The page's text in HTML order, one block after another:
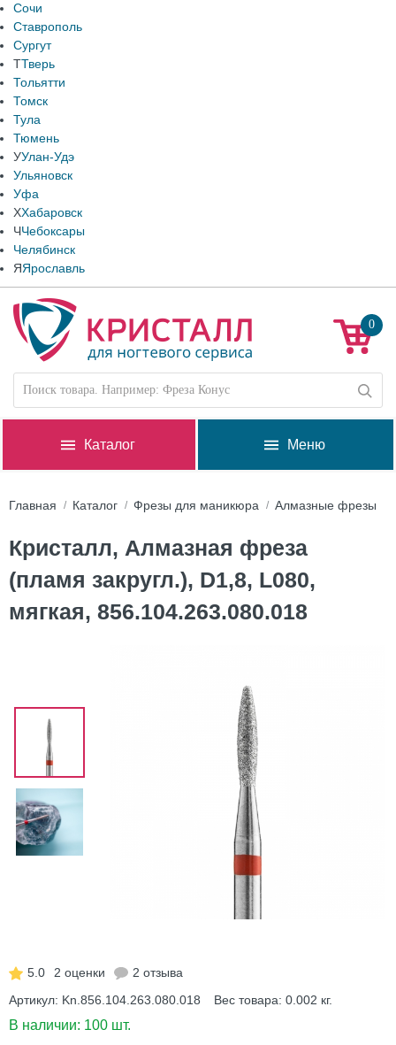
Сочи
Ставрополь
Сургут
ТТверь
Тольятти
Томск
Тула
Тюмень
УУлан-Удэ
Ульяновск
Уфа
ХХабаровск
ЧЧебоксары
Челябинск
ЯЯрославль
0
Каталог Меню
Главная Каталог Фрезы для маникюра Алмазные фрезы
Кристалл, Алмазная фреза
(пламя закругл.), D1,8, L080,
мягкая, 856.104.263.080.018
5.0 2 оценки
2 отзыва
Артикул: Kn.856.104.263.080.018 Вес товара: 0.002 кг.
В наличии: 100 шт.